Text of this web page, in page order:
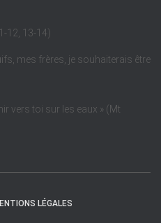
12, 13-14)
mes frères, je souhaiterais être
vers toi sur les eaux » (Mt
LÉGALES